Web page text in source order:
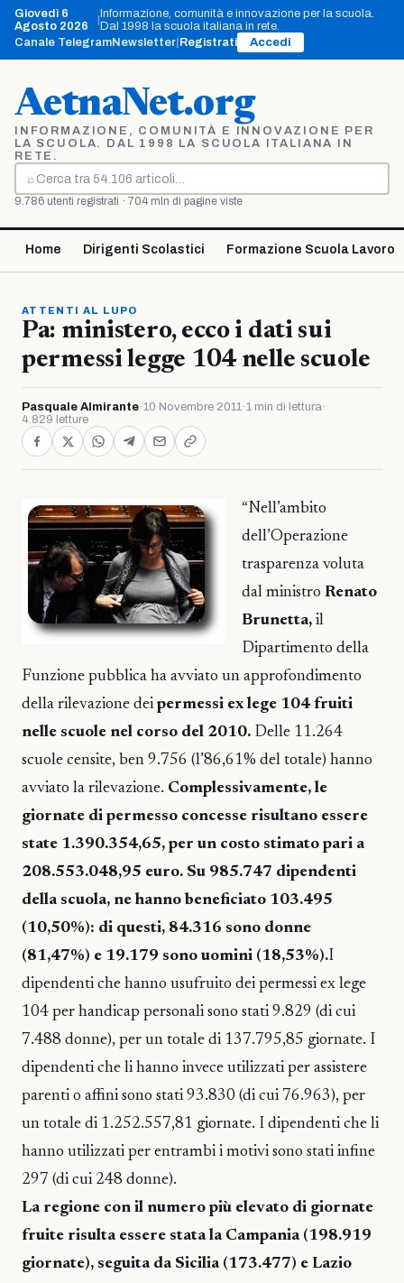
Vai
contenuto
Giovedì 6
Agosto 2026
Informazione, comunità e innovazione per la scuola.
Dal 1998 la scuola italiana in rete.
Canale TelegramNewsletter Registrati Accedi
AetnaNet.org
INFORMAZIONE, COMUNITÀ E INNOVAZIONE PER
LA SCUOLA. DAL 1998 LA SCUOLA ITALIANA IN
RETE.
⌕
Cerca
9.786 utenti registrati · 704 mln di pagine viste
Home Dirigenti Scolastici Formazione Scuola Lavoro
ATTENTI AL LUPO
Pa: ministero, ecco i dati sui
permessi legge 104 nelle scuole
Pasquale Almirante·10 Novembre 2011·1 min di lettura·
4.829 letture
“Nell’ambito
dell’Operazione
trasparenza voluta
dal ministro Renato
Brunetta, il
Dipartimento della
Funzione pubblica ha avviato un approfondimento
della rilevazione dei permessi ex lege 104 fruiti
nelle scuole nel corso del 2010. Delle 11.264
scuole censite, ben 9.756 (l’86,61% del totale) hanno
avviato la rilevazione. Complessivamente, le
giornate di permesso concesse risultano essere
state 1.390.354,65, per un costo stimato pari a
208.553.048,95 euro. Su 985.747 dipendenti
della scuola, ne hanno beneficiato 103.495
(10,50%): di questi, 84.316 sono donne
(81,47%) e 19.179 sono uomini (18,53%).I
dipendenti che hanno usufruito dei permessi ex lege
104 per handicap personali sono stati 9.829 (di cui
7.488 donne), per un totale di 137.795,85 giornate. I
dipendenti che li hanno invece utilizzati per assistere
parenti o affini sono stati 93.830 (di cui 76.963), per
un totale di 1.252.557,81 giornate. I dipendenti che li
hanno utilizzati per entrambi i motivi sono stati infine
297 (di cui 248 donne).
La regione con il numero più elevato di giornate
fruite risulta essere stata la Campania (198.919
giornate), seguita da Sicilia (173.477) e Lazio